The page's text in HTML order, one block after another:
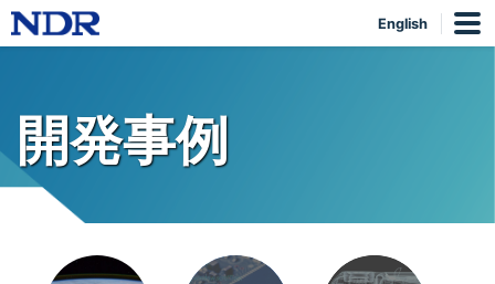
English
開発事例